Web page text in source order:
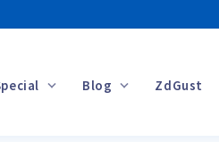
Blog ZdGust